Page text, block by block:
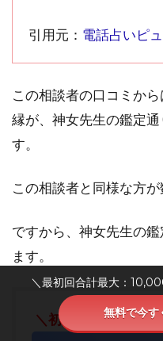
引用元： 電話占いピ
この相談者の口コミか
縁が、神女先生の鑑定
す。
この相談者と同様な方が
ですから、神女先生の
ます。
＼初回10分無料お試
＼最初回合計最大：
無料で今す